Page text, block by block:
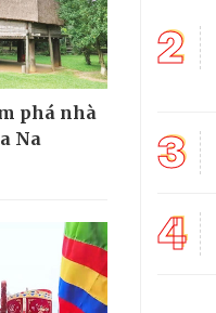
phá nhà
Na
2
3
4